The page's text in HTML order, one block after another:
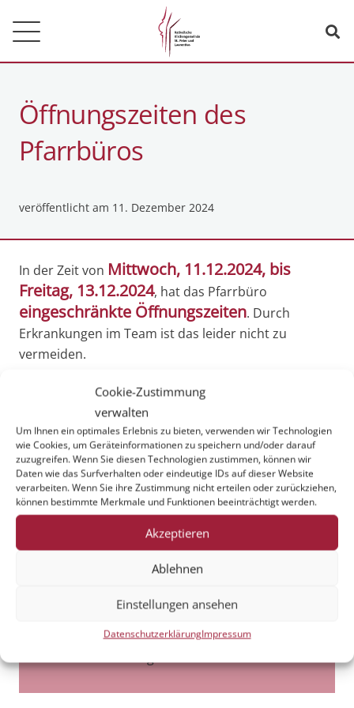
Cookie-Zustimmung
verwalten
Um Ihnen ein optimales Erlebnis zu bieten, verwenden wir Technologien
wie Cookies, um Geräteinformationen zu speichern und/oder darauf
zuzugreifen. Wenn Sie diesen Technologien zustimmen, können wir
Daten wie das Surfverhalten oder eindeutige IDs auf dieser Website
verarbeiten. Wenn Sie ihre Zustimmung nicht erteilen oder zurückziehen,
können bestimmte Merkmale und Funktionen beeinträchtigt werden.
Akzeptieren
Ablehnen
Einstellungen ansehen
DatenschutzerklärungImpressum
Öffnungszeiten des
Pfarrbüros
veröffentlicht am 11. Dezember 2024
In der Zeit von Mittwoch, 11.12.2024, bis
Freitag, 13.12.2024, hat das Pfarrbüro
eingeschränkte Öffnungszeiten. Durch
Erkrankungen im Team ist das leider nicht zu
vermeiden.
Am besten schreiben Sie uns eine Mail mit Ihren
Anliegen. Wir werden uns bestmöglich darum
kümmern.
Danke für Ihr Verständnis!
weitere Beiträge:
Es wurden keine weiteren Ankündigungen